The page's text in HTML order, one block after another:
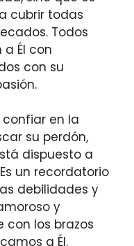
cubrir todas
Todos
Él con
con su
confiar en la
su perdón,
dispuesto a
un recordatorio
debilidades y
y
con los brazos
a Él.